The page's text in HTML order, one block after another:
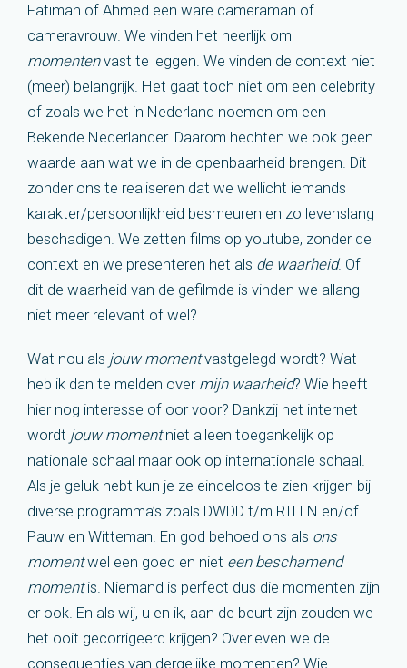
Fatimah of Ahmed een ware cameraman of
cameravrouw. We vinden het heerlijk om
momentenvast te leggen. We vinden de context niet
(meer) belangrijk. Het gaat toch niet om een celebrity
of zoals we het in Nederland noemen om een
Bekende Nederlander. Daarom hechten we ook geen
waarde aan wat we in de openbaarheid brengen. Dit
zonder ons te realiseren dat we wellicht iemands
karakter/persoonlijkheid besmeuren en zo levenslang
beschadigen. We zetten films op youtube, zonder de
context en we presenteren het als de waarheid. Of
dit de waarheid van de gefilmde is vinden we allang
niet meer relevant of wel?
Wat nou als jouw momentvastgelegd wordt? Wat
heb ik dan te melden over mijn waarheid? Wie heeft
hier nog interesse of oor voor? Dankzij het internet
wordt jouw momentniet alleen toegankelijk op
nationale schaal maar ook op internationale schaal.
Als je geluk hebt kun je ze eindeloos te zien krijgen bij
diverse programma’s zoals DWDD t/m RTLLN en/of
Pauw en Witteman. En god behoed ons als ons
momentwel een goed en niet een beschamend
momentis. Niemand is perfect dus die momenten zijn
er ook. En als wij, u en ik, aan de beurt zijn zouden we
het ooit gecorrigeerd krijgen? Overleven we de
consequenties van dergelijke momenten? Wie